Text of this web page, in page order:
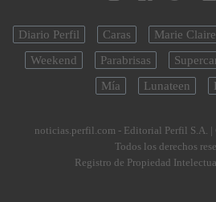
Diario Perfil Caras Marie Claire
Weekend
Parabrisas
Mía
Lunateen
noticias.perfil.com - Editorial Perfil S.A. |
Todos los derechos
Registro de Propiedad